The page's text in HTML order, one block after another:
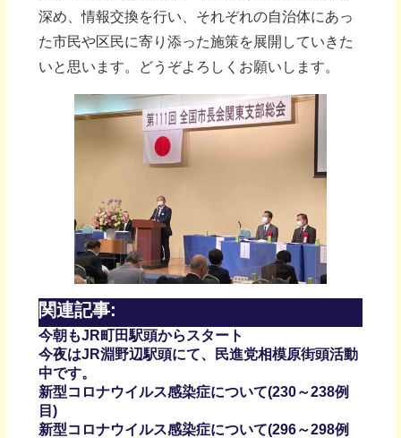
深め、情報交換を行い、それぞれの自治体にあっ
た市民や区民に寄り添った施策を展開していきた
いと思います。どうぞよろしくお願いします。
関連記事:
今朝もJR町田駅頭からスタート
今夜はJR淵野辺駅頭にて、民進党相模原街頭活動
中です。
新型コロナウイルス感染症について(230～238例
目)
新型コロナウイルス感染症について(296～298例